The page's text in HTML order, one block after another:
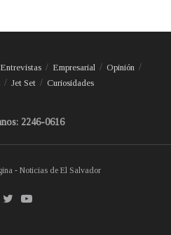
Entrevistas Empresarial
Opinión
Jet Set Curiosidades
2246-0616
- Noticias de El Salvador